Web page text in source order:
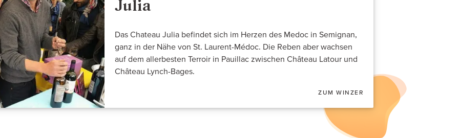
Julia
Das Chateau Julia befindet sich im Herzen des Medoc in Semignan,
ganz in der Nähe von St. Laurent-Médoc. Die Reben aber wachsen
auf dem allerbesten Terroir in Pauillac zwischen Château Latour und
Château Lynch-Bages.
ZUM WINZER